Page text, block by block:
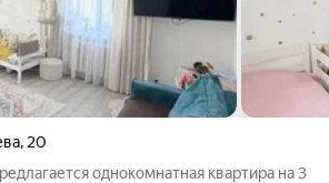
, 20
однокомнатная квартира на 3